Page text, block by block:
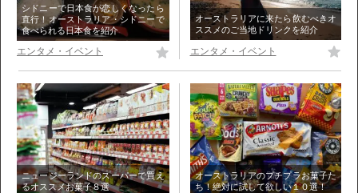
シドニーで日本食が恋しくなったら
直行！オーストラリア・シドニーで
食べられる日本食を紹介
エンタメ・イベント
オーストラリアに来たら飲むべきオ
ススメのご当地ドリンクを紹介
エンタメ・イベント
ニュージーランドのスーパーで買え
るオススメお菓子８選
オーストラリアのプチプラお菓子た
ち！絶対に試して欲しい１０選！